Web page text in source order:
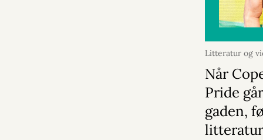
Litteratur og
august 2026
Når
Pride
gaden,